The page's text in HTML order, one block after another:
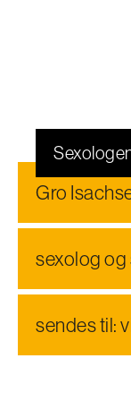
Gro
sexolog
sendes til: